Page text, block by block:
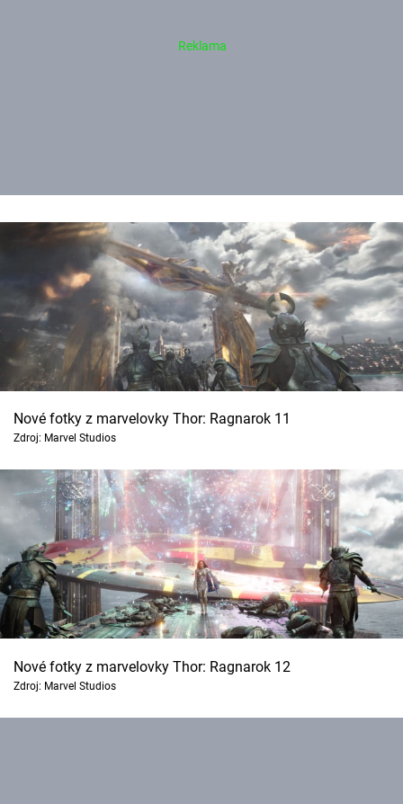
Nové fotky z marvelovky Thor: Ragnarok 11
Zdroj: Marvel Studios
Nové fotky z marvelovky Thor: Ragnarok 12
Zdroj: Marvel Studios